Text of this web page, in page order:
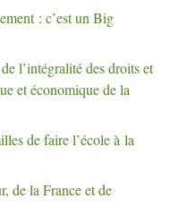
: c’est un Big
l’intégralité des droits et
et économique de la
de faire l’école à la
de la France et de